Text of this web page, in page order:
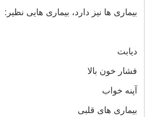
بیماری ها نیز دارد، بیماری هایی نظیر:
دیابت
فشار خون بالا
آپنه خواب
بیماری های قلبی